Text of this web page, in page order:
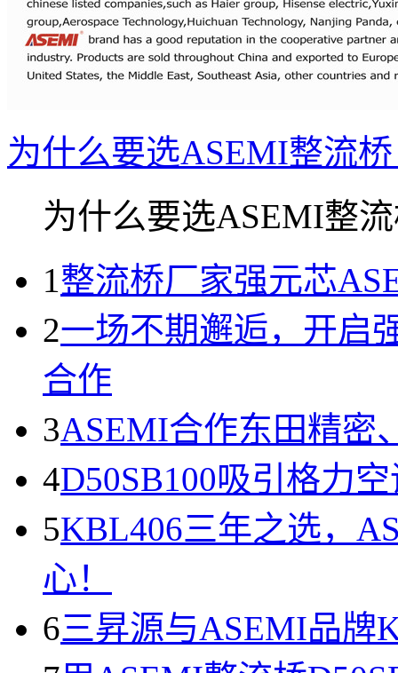
为什么要选ASEMI整流
为什么要选ASEMI整
1整流桥厂家强元芯
2一场不期邂逅，开启
合作
3ASEMI合作东田精密
4D50SB100吸引格力
5KBL406三年之选，
心！
6三昇源与ASEMI品牌